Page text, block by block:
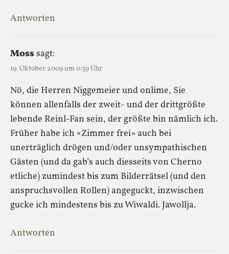
Antworten
Mosssagt:
19. Oktober 2009 um 0:39 Uhr
Nö, die Herren Niggemeier und onlime, Sie
können allenfalls der zweit- und der drittgrößte
lebende Reinl-Fan sein, der größte bin nämlich ich.
Früher habe ich «Zimmer frei» auch bei
unerträglich drögen und/oder unsympathischen
Gästen (und da gab’s auch diesseits von Cherno
etliche) zumindest bis zum Bilderrätsel (und den
anspruchsvollen Rollen) angeguckt, inzwischen
gucke ich mindestens bis zu Wiwaldi. Jawollja.
Antworten